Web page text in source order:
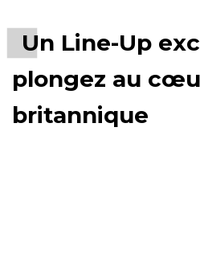
Un Line-Up
plongez au
britannique